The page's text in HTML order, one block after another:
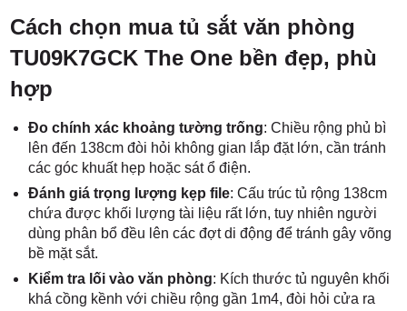
Cách chọn mua tủ sắt văn phòng
TU09K7GCK The One bền đẹp, phù
hợp
Đo chính xác khoảng tường trống: Chiều rộng phủ bì
lên đến 138cm đòi hỏi không gian lắp đặt lớn, cần tránh
các góc khuất hẹp hoặc sát ổ điện.
Đánh giá trọng lượng kẹp file: Cấu trúc tủ rộng 138cm
chứa được khối lượng tài liệu rất lớn, tuy nhiên người
dùng phân bổ đều lên các đợt di động để tránh gây võng
bề mặt sắt.
Kiểm tra lối vào văn phòng: Kích thước tủ nguyên khối
khá cồng kềnh với chiều rộng gần 1m4, đòi hỏi cửa ra